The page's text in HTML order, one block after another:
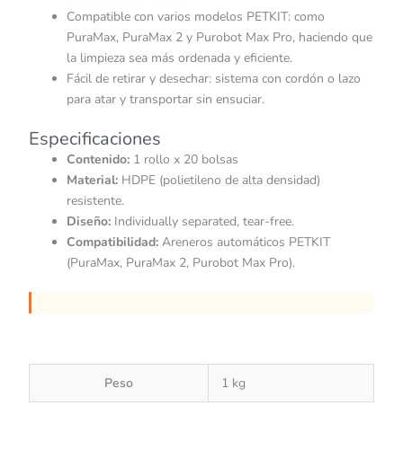
Compatible con varios modelos PETKIT: como
PuraMax, PuraMax 2 y Purobot Max Pro, haciendo que
la limpieza sea más ordenada y eficiente.
Fácil de retirar y desechar: sistema con cordón o lazo
para atar y transportar sin ensuciar.
Especificaciones
Contenido: 1 rollo x 20 bolsas
Material: HDPE (polietileno de alta densidad)
resistente.
Diseño: Individually separated, tear-free.
Compatibilidad: Areneros automáticos PETKIT
(PuraMax, PuraMax 2, Purobot Max Pro).
Peso 1 kg